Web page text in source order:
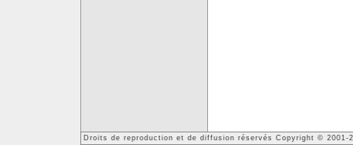
Droits de reproduction et de diffusion réservés Copyright © 2001-